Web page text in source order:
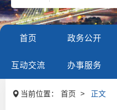
首页 政务公开
互动交流 办事服务
当前位置： 首页 > 正文